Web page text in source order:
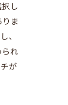
し
ま
、
れ
が